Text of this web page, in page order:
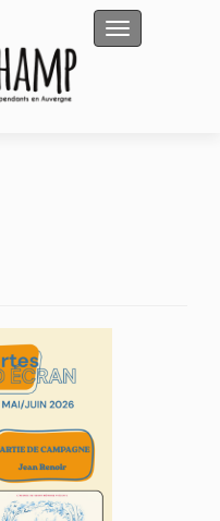
Afficher/